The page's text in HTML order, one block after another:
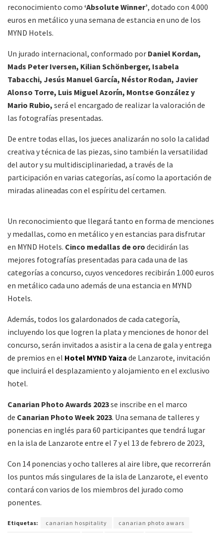
reconocimiento como ‘Absolute Winner’, dotado con 4.000
euros en metálico y una semana de estancia en uno de los
MYND Hotels.
Un jurado internacional, conformado por Daniel Kordan,
Mads Peter Iversen, Kilian Schönberger, Isabela
Tabacchi, Jesús Manuel García, Néstor Rodan, Javier
Alonso Torre, Luis Miguel Azorín, Montse González y
Mario Rubio, será el encargado de realizar la valoración de
las fotografías presentadas.
De entre todas ellas, los jueces analizarán no solo la calidad
creativa y técnica de las piezas, sino también la versatilidad
del autor y su multidisciplinariedad, a través de la
participación en varias categorías, así como la aportación de
miradas alineadas con el espíritu del certamen.
Un reconocimiento que llegará tanto en forma de menciones
y medallas, como en metálico y en estancias para disfrutar
en MYND Hotels. Cinco medallas de oro decidirán las
mejores fotografías presentadas para cada una de las
categorías a concurso, cuyos vencedores recibirán 1.000 euros
en metálico cada uno además de una estancia en MYND
Hotels.
Además, todos los galardonados de cada categoría,
incluyendo los que logren la plata y menciones de honor del
concurso, serán invitados a asistir a la cena de gala y entrega
de premios en el Hotel MYND Yaiza de Lanzarote, invitación
que incluirá el desplazamiento y alojamiento en el exclusivo
hotel.
Canarian Photo Awards 2023se inscribe en el marco
de Canarian Photo Week 2023. Una semana de talleres y
ponencias en inglés para 60 participantes que tendrá lugar
en la isla de Lanzarote entre el 7 y el 13 de febrero de 2023,
Con 14 ponencias y ocho talleres al aire libre, que recorrerán
los puntos más singulares de la isla de Lanzarote, el evento
contará con varios de los miembros del jurado como
ponentes.
Etiquetas: canarian hospitality
canarian photo awars